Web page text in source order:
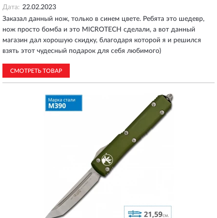
Дата: 22.02.2023
Заказал данный нож, только в синем цвете. Ребята это шедевр,
нож просто бомба и это MICROTECH сделали, а вот данный
магазин дал хорошую скидку, благодаря которой я и решился
взять этот чудесный подарок для себя любимого)
СМОТРЕТЬ ТОВАР